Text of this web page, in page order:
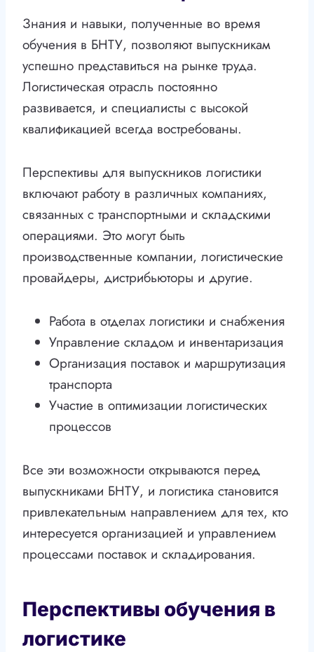
Знания и навыки, полученные во время
обучения в БНТУ, позволяют выпускникам
успешно представиться на рынке труда.
Логистическая отрасль постоянно
развивается, и специалисты с высокой
квалификацией всегда востребованы.
Перспективы для выпускников логистики
включают работу в различных компаниях,
связанных с транспортными и складскими
операциями. Это могут быть
производственные компании, логистические
провайдеры, дистрибьюторы и другие.
Работа в отделах логистики и снабжения
Управление складом и инвентаризация
Организация поставок и маршрутизация
транспорта
Участие в оптимизации логистических
процессов
Все эти возможности открываются перед
выпускниками БНТУ, и логистика становится
привлекательным направлением для тех, кто
интересуется организацией и управлением
процессами поставок и складирования.
Перспективы обучения в
логистике